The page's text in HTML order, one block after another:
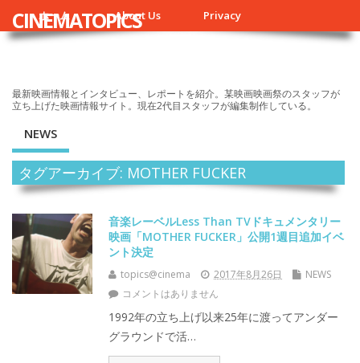
ホーム About Us Privacy
CINEMATOPICS
最新映画情報とインタビュー、レポートを紹介。某映画映画祭のスタッフが
立ち上げた映画情報サイト。現在2代目スタッフが編集制作している。
NEWS
タグアーカイブ: MOTHER FUCKER
音楽レーベルLess Than TVドキュメンタリー
映画「MOTHER FUCKER」公開1週目追加イベ
ント決定
topics@cinema 2017年8月26日
NEWS
コメントはありません
1992年の立ち上げ以来25年に渡ってアンダー
グラウンドで活…